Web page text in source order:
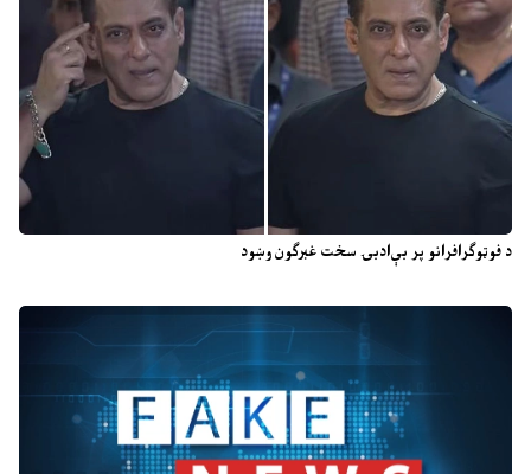
د فوټوګرافرانو پر بې‌ادبۍ سخت غبرګون وښود